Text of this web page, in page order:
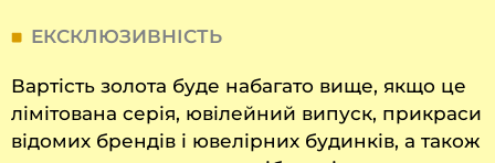
ЕКСКЛЮЗИВНІСТЬ
Вартість золота буде набагато вище, якщо це
лімітована серія, ювілейний випуск, прикраси
відомих брендів і ювелірних будинків, а також